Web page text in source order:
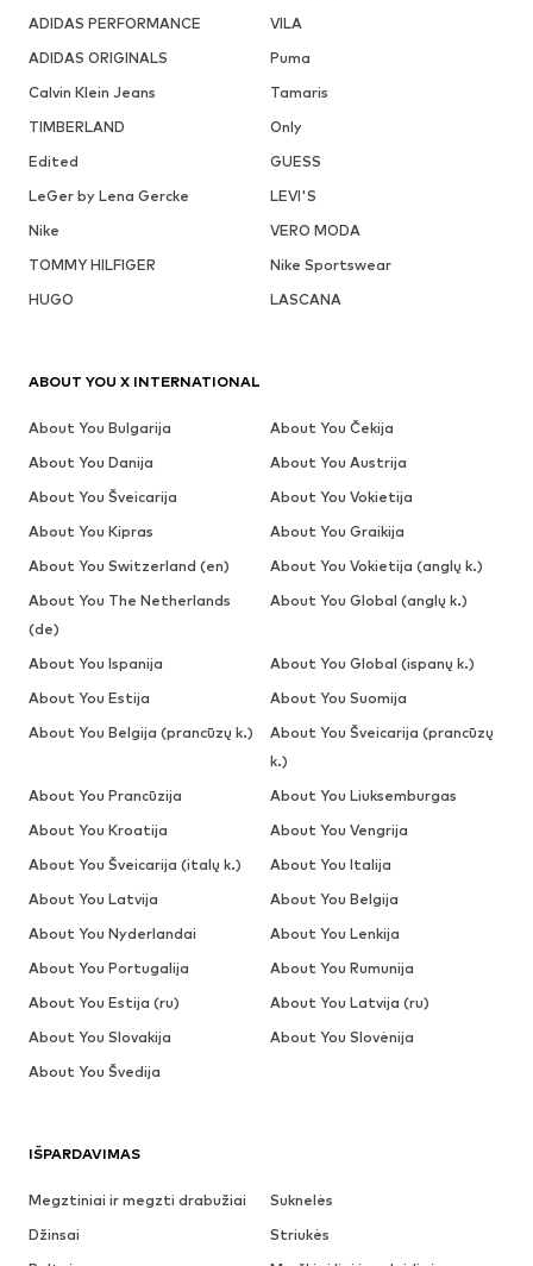
ADIDAS PERFORMANCE
VILA
ADIDAS ORIGINALS
Puma
Calvin Klein Jeans
Tamaris
TIMBERLAND
Only
Edited
GUESS
LeGer by Lena Gercke
LEVI'S
Nike
VERO MODA
TOMMY HILFIGER
Nike Sportswear
HUGO
LASCANA
IŠPARDAVIMAS
Megztiniai ir megzti drabužiai
Suknelės
Džinsai
Striukės
ABOUT YOU X INTERNATIONAL
About You Bulgarija
About You Čekija
About You Danija
About You Austrija
About You Šveicarija
About You Vokietija
About You Kipras
About You Graikija
About You Switzerland (en)
About You Vokietija (anglų k.)
About You The Netherlands
(de)
About You Global (anglų k.)
About You Ispanija
About You Global (ispanų k.)
About You Estija
About You Suomija
About You Belgija (prancūzų k.)
About You Šveicarija (prancūzų
k.)
About You Prancūzija
About You Liuksemburgas
About You Kroatija
About You Vengrija
About You Šveicarija (italų k.)
About You Italija
About You Latvija
About You Belgija
About You Nyderlandai
About You Lenkija
About You Portugalija
About You Rumunija
About You Estija (ru)
About You Latvija (ru)
About You Slovakija
About You Slovėnija
About You Švedija